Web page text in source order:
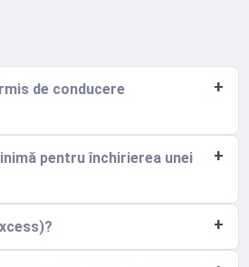
de conducere
pentru închirierea unei